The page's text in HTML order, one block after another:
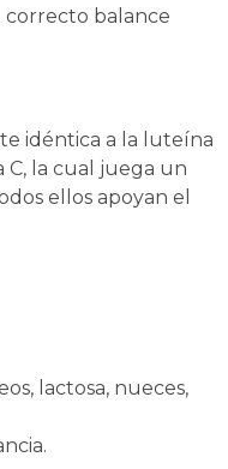
balance
idéntica a la luteína
C, la cual juega un
ellos apoyan el
lactosa, nueces,